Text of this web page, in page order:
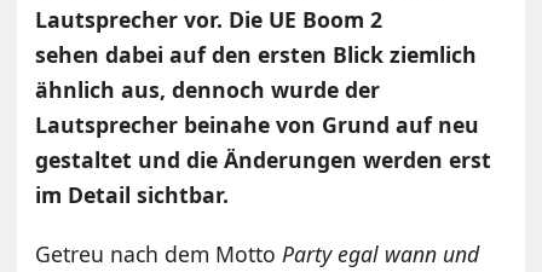
Lautsprecher vor. Die UE Boom 2
sehen dabei auf den ersten Blick ziemlich
ähnlich aus, dennoch wurde der
Lautsprecher beinahe von Grund auf neu
gestaltet und die Änderungen werden erst
im Detail sichtbar.
Getreu nach dem MottoParty egal wann und